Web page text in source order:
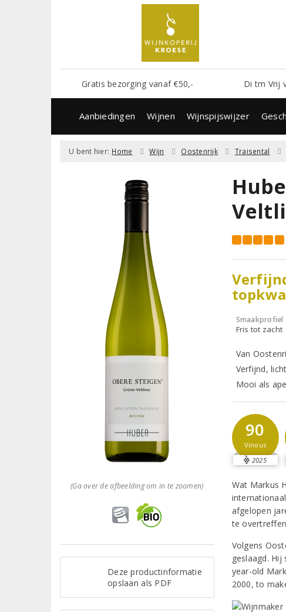
Gratis bezorging vanaf €50,- Di tm Vrij
Aanbiedingen Wijnen Wijnspijswijzer
U bent hier: Home Wijn Oostenrijk Traisental
(Ga over de afbeelding om in te zoomen)
Deze productinformatie
opslaan als PDF
Smaakprofiel
Fris tot zacht
Van
Verfijnd,
Mooi als
90
Vinous
2025
Wat Markus
afgelopen
te
Volgens
geslaagd.
year-old
2000, to